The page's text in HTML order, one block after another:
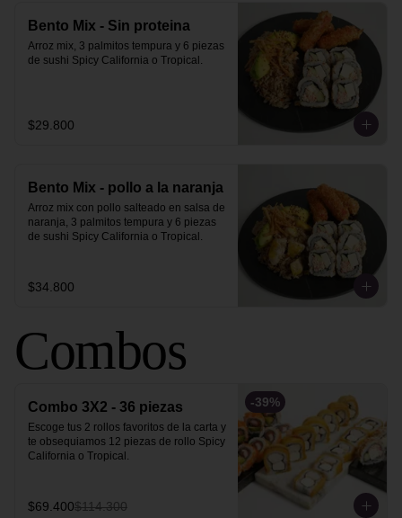
Bento Mix - Sin proteina
Arroz mix, 3 palmitos tempura y 6 piezas
de sushi Spicy California o Tropical.
$29.800
Bento Mix - pollo a la naranja
Arroz mix con pollo salteado en salsa de
naranja, 3 palmitos tempura y 6 piezas
de sushi Spicy California o Tropical.
$34.800
Combos
-39%
Combo 3X2 - 36 piezas
Escoge tus 2 rollos favoritos de la carta y
te obsequiamos 12 piezas de rollo Spicy
California o Tropical.
$69.400$114.300